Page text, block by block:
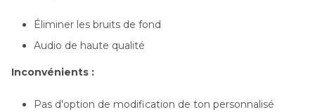
Éliminer les bruits de fond
Audio de haute qualité
Inconvénients :
Pas d'option de modification de ton personnalisé